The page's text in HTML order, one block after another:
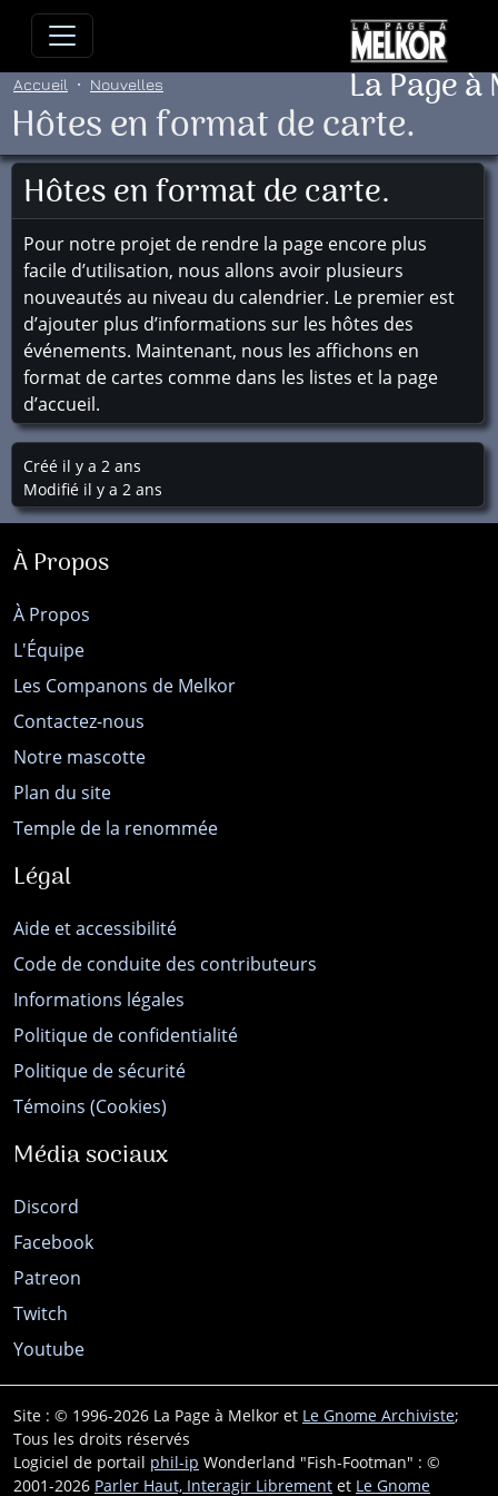
Allez directement au contenu
La Page
Accueil Nouvelles
Hôtes en format de carte.
Hôtes en format de carte.
Pour notre projet de rendre la page encore plus
facile d’utilisation, nous allons avoir plusieurs
nouveautés au niveau du calendrier. Le premier est
d’ajouter plus d’informations sur les hôtes des
événements. Maintenant, nous les affichons en
format de cartes comme dans les listes et la page
d’accueil.
Créé il y a 2 ans
Modifié il y a 2 ans
À Propos
À Propos
L'Équipe
Les Companons de Melkor
Contactez-nous
Notre mascotte
Plan du site
Temple de la renommée
Légal
Aide et accessibilité
Code de conduite des contributeurs
Informations légales
Politique de confidentialité
Politique de sécurité
Témoins (Cookies)
Média sociaux
Discord
Facebook
Patreon
Twitch
Youtube
Site : © 1996-2026 La Page à Melkor et Le Gnome Archiviste;
Tous les droits réservés
Logiciel de portail phil-ip Wonderland "Fish-Footman" : ©
2001-2026 Parler Haut, Interagir Librement et Le Gnome